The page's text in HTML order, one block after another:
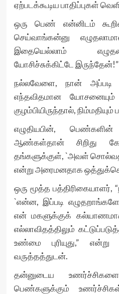
ஏற்படக்கூடிய பாதிப்புகள்
ஒரு பெண் என்னிடம்
செய்வாங்கன்னு
இதையெல்லாம்
யோசிச்சுக்கிட்டே
நல்லவேளை, நான் அப்படி
எந்தவிதமான
குழம்பியிருந்தால், நிம்மதியும்
எழுதியபின், பெண்களின்
ஆண்கள்தான் சிறிது
தங்களுக்குள், `அவள்
என்று அரைமனதாக
ஒரு மூத்த பத்திரிகையாளர்,
`என்ன, இப்படி
என் மகளுக்குக்
எல்லாவிதத்திலும்
உண்மை புரியுது,”
வருத்தத்துடன்.
தன்னுடைய
பெண்களுக்கும்